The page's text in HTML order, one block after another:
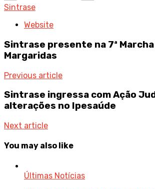
Sintrase
Website
Sintrase presente na 7ª Marcha
Margaridas
Previous article
Sintrase ingressa com Ação
alterações no Ipesaúde
Next article
You may also like
Últimas Notícias